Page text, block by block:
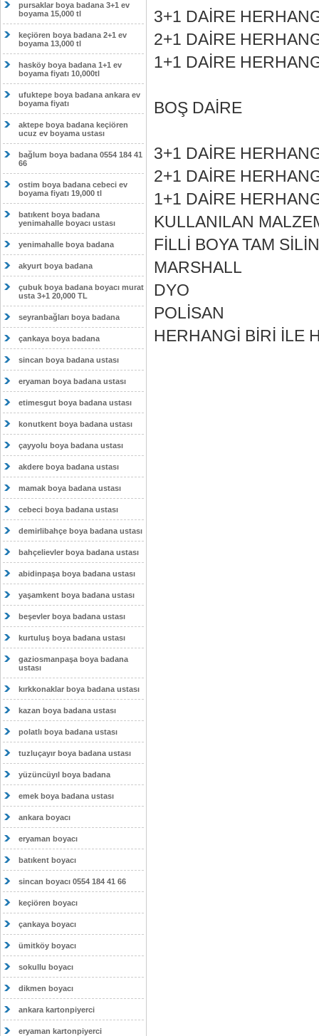
pursaklar boya badana 3+1 ev
boyama 15,000 tl
keçiören boya badana 2+1 ev
boyama 13,000 tl
hasköy boya badana 1+1 ev
boyama fiyatı 10,000tl
ufuktepe boya badana ankara ev
boyama fiyatı
aktepe boya badana keçiören
ucuz ev boyama ustası
bağlum boya badana 0554 184 41
66
ostim boya badana cebeci ev
boyama fiyatı 19,000 tl
batıkent boya badana
yenimahalle boyacı ustası
yenimahalle boya badana
akyurt boya badana
çubuk boya badana boyacı murat
usta 3+1 20,000 TL
seyranbağları boya badana
çankaya boya badana
sincan boya badana ustası
eryaman boya badana ustası
etimesgut boya badana ustası
konutkent boya badana ustası
çayyolu boya badana ustası
akdere boya badana ustası
mamak boya badana ustası
cebeci boya badana ustası
demirlibahçe boya badana ustası
bahçelievler boya badana ustası
abidinpaşa boya badana ustası
yaşamkent boya badana ustası
beşevler boya badana ustası
kurtuluş boya badana ustası
gaziosmanpaşa boya badana
ustası
kırkkonaklar boya badana ustası
kazan boya badana ustası
polatlı boya badana ustası
tuzluçayır boya badana ustası
yüzüncüyıl boya badana
emek boya badana ustası
ankara boyacı
eryaman boyacı
batıkent boyacı
sincan boyacı 0554 184 41 66
keçiören boyacı
çankaya boyacı
ümitköy boyacı
sokullu boyacı
dikmen boyacı
ankara kartonpiyerci
eryaman kartonpiyerci
3+1 DAİRE
2+1 DAİRE
1+1 DAİRE
BOŞ DAİRE
3+1 DAİRE
2+1 DAİRE
1+1 DAİRE
KULLANILAN
FİLLİ BOYA TAM
MARSHALL
DYO
POLİSAN
HERHANGİ BİRİ İLE